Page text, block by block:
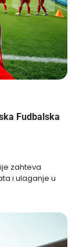
Fudbalska
zahteva
i ulaganje u